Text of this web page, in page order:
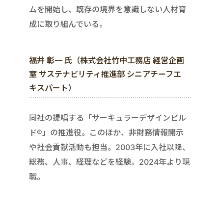
ムを開始し、既存の境界を意識しない人材育
成に取り組んでいる。
福井 彰一 氏（株式会社竹中工務店 経営企画
室 サステナビリティ推進部 シニアチーフエ
キスパート）
同社の提唱する「サーキュラーデザインビル
ド®」の推進役。このほか、非財務情報開示
や社会貢献活動も担当。2003年に入社以降、
総務、人事、経理などを経験。2024年より現
職。